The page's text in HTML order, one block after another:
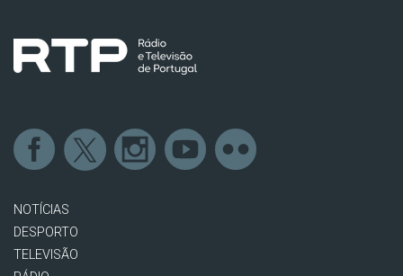
NOTÍCIAS
DESPORTO
TELEVISÃO